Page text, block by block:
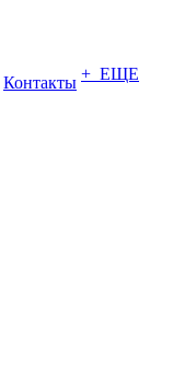
Контакты + ЕЩЕ